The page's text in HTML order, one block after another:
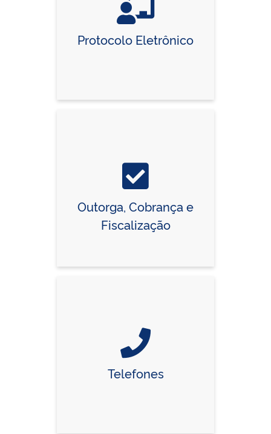
Protocolo Eletrônico
Outorga, Cobrança e
Fiscalização
Telefones